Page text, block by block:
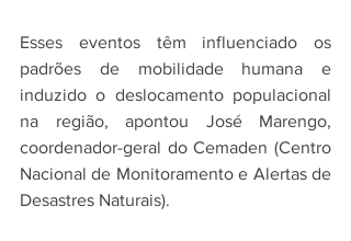
Esses eventos têm influenciado os
padrões de mobilidade humana e
induzido o deslocamento populacional
na região, apontou José Marengo,
coordenador-geral do Cemaden (Centro
Nacional de Monitoramento e Alertas de
Desastres Naturais).